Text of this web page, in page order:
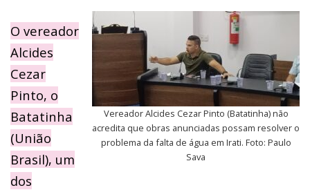
Vereador Alcides Cezar Pinto (Batatinha) não
acredita que obras anunciadas possam resolver o
problema da falta de água em Irati. Foto: Paulo
Sava
O vereador
Alcides
Cezar
Pinto, o
Batatinha
(União
Brasil), um
dos